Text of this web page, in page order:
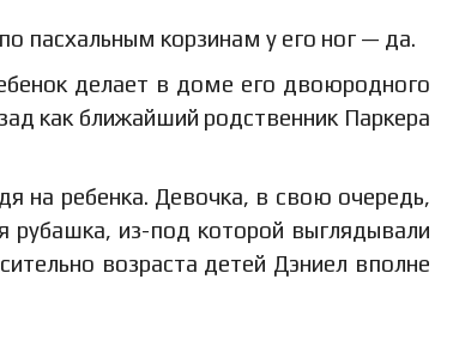
пасхальным корзинам у его ног — да.
делает в доме его двоюродного
как ближайший родственник Паркера
на ребенка. Девочка, в свою очередь,
рубашка, из-под которой выглядывали
возраста детей Дэниел вполне